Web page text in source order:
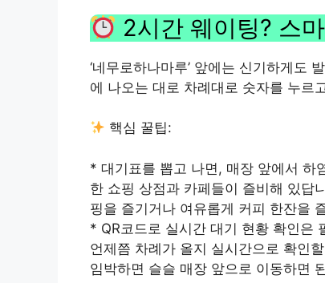
2시간 웨이팅? 스
‘네무로하나마루’ 앞에는 신기하게도
에 나오는 대로 차례대로 숫자를 누르
핵심 꿀팁:
* 대기표를 뽑고 나면, 매장 앞에서 하
한 쇼핑 상점과 카페들이 즐비해 있답
핑을 즐기거나 여유롭게 커피 한잔을
* QR코드로 실시간 대기 현황 확인은
언제쯤 차례가 올지 실시간으로 확인
임박하면 슬슬 매장 앞으로 이동하면